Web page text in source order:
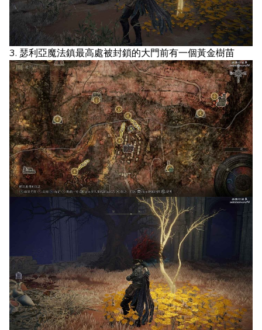
3. 瑟利亞魔法鎮最高處被封鎖的大門前有一個黃金樹苗